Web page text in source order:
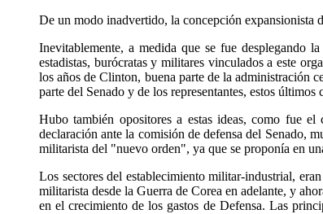
De un modo inadvertido, la concepción expansionista
Inevitablemente, a medida que se fue desplegando
estadistas, burócratas y militares vinculados a este
los años de Clinton, buena parte de la administración
parte del Senado y de los representantes, estos
Hubo también opositores a estas ideas, como fue
declaración ante la comisión de defensa del Senado,
militarista del "nuevo orden", ya que se proponía en
Los sectores del establecimiento militar-industrial,
militarista desde la Guerra de Corea en adelante, y
en el crecimiento de los gastos de Defensa. Las